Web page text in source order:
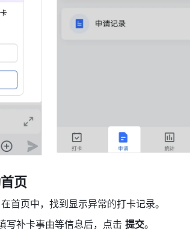
页
首页中，找到显示异常的打卡记录。
写补卡事由等信息后，点击 提交。